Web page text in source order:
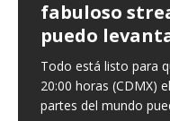
fabuloso
puedo
Todo está listo para
20:00 horas (CDMX)
partes del mundo
que ‘Nuestro
nuevo
Entrevista Divagadas
amor es arte es el
‘Infieles’,
enredos
Este miércoles llega
teatral Infieles,
de los actores que